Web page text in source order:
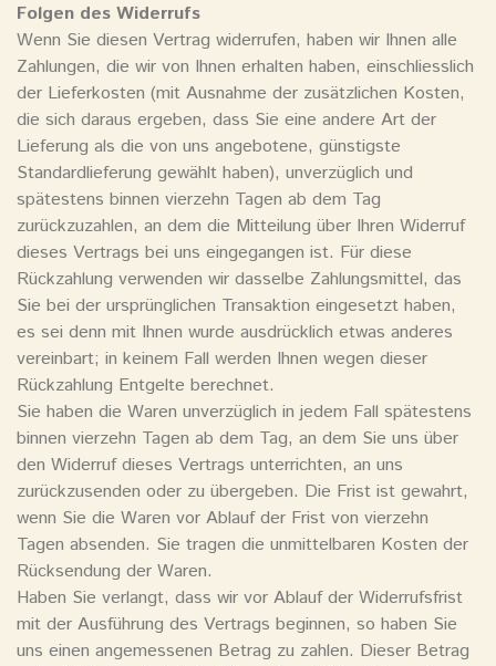
Folgen des Widerrufs
Wenn Sie diesen Vertrag widerrufen, haben wir Ihnen alle
Zahlungen, die wir von Ihnen erhalten haben, einschliesslich
der Lieferkosten (mit Ausnahme der zusätzlichen Kosten,
die sich daraus ergeben, dass Sie eine andere Art der
Lieferung als die von uns angebotene, günstigste
Standardlieferung gewählt haben), unverzüglich und
spätestens binnen vierzehn Tagen ab dem Tag
zurückzuzahlen, an dem die Mitteilung über Ihren Widerruf
dieses Vertrags bei uns eingegangen ist. Für diese
Rückzahlung verwenden wir dasselbe Zahlungsmittel, das
Sie bei der ursprünglichen Transaktion eingesetzt haben,
es sei denn mit Ihnen wurde ausdrücklich etwas anderes
vereinbart; in keinem Fall werden Ihnen wegen dieser
Rückzahlung Entgelte berechnet.
Sie haben die Waren unverzüglich in jedem Fall spätestens
binnen vierzehn Tagen ab dem Tag, an dem Sie uns über
den Widerruf dieses Vertrags unterrichten, an uns
zurückzusenden oder zu übergeben. Die Frist ist gewahrt,
wenn Sie die Waren vor Ablauf der Frist von vierzehn
Tagen absenden. Sie tragen die unmittelbaren Kosten der
Rücksendung der Waren.
Haben Sie verlangt, dass wir vor Ablauf der Widerrufsfrist
mit der Ausführung des Vertrags beginnen, so haben Sie
uns einen angemessenen Betrag zu zahlen. Dieser Betrag